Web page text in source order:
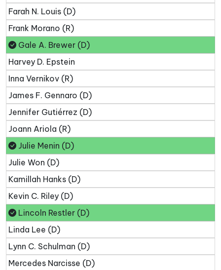
Farah N. Louis (D)
Frank Morano (R)
Gale A. Brewer (D)
Harvey D. Epstein
Inna Vernikov (R)
James F. Gennaro (D)
Jennifer Gutiérrez (D)
Joann Ariola (R)
Julie Menin (D)
Julie Won (D)
Kamillah Hanks (D)
Kevin C. Riley (D)
Lincoln Restler (D)
Linda Lee (D)
Lynn C. Schulman (D)
Mercedes Narcisse (D)